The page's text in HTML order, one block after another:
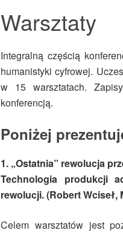
Warsztaty
Integralną częścią
humanistyki cyfrowej.
w 15 warsztatach.
konferencją.
Poniżej
1. „Ostatnia” rewolucja
Technologia produkcji
rewolucji. (Robert Wciseł,
Celem warsztatów jest